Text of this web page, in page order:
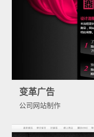
变革广告
公司网站制作